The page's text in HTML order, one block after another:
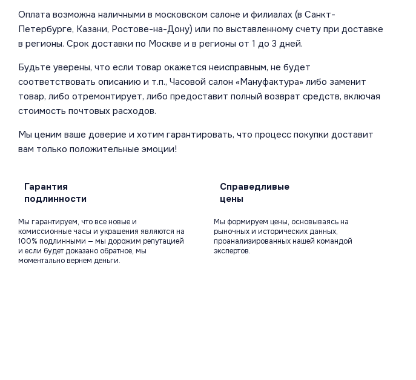
Оплата возможна наличными в московском салоне и филиалах (в Санкт-
Петербурге, Казани, Ростове-на-Дону) или по выставленному счету при доставке
в регионы. Срок доставки по Москве и в регионы от 1 до 3 дней.
Будьте уверены, что если товар окажется неисправным, не будет
соответствовать описанию и т.п., Часовой салон «Мануфактура» либо заменит
товар, либо отремонтирует, либо предоставит полный возврат средств, включая
стоимость почтовых расходов.
Мы ценим ваше доверие и хотим гарантировать, что процесс покупки доставит
вам только положительные эмоции!
Гарантия
подлинности
Мы гарантируем, что все новые и
комиссионные часы и украшения являются на
100% подлинными — мы дорожим репутацией
и если будет доказано обратное, мы
моментально вернем деньги.
Справедливые
цены
Мы формируем цены, основываясь на
рыночных и исторических данных,
проанализированных нашей командой
экспертов.